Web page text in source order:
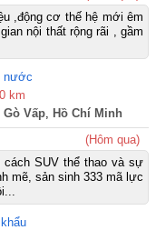
,động cơ thế hệ mới êm
nội thất rộng rãi , gầm
nước
km
Gò Vấp, Hồ Chí Minh
(Hôm qua)
cách SUV thể thao và sự
mẽ, sản sinh 333 mã lực